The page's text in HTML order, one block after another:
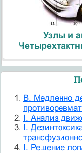
Узлы и
B. Медленно
I. Анализ
I.
I. Решение